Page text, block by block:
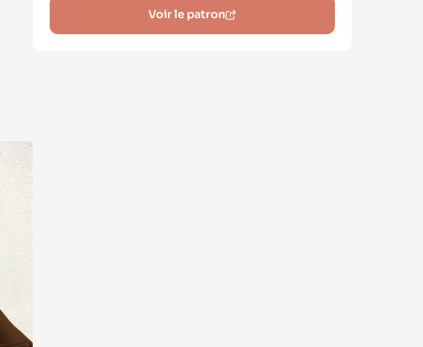
interprétation plus travaillée.
Format : PDF A4, A3, A0, US Letter et
Voir le patron